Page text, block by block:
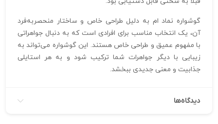
گوشواره نماد ام به دلیل طراحی خاص و ساختار منحصر‌به‌فرد
آن، یک انتخاب مناسب برای افرادی است که به دنبال جواهراتی
با مفهوم عمیق و طراحی خاص هستند. این گوشواره می‌تواند به
زیبایی با دیگر جواهرات شما ترکیب شود و به هر استایلی
جذابیت و معنی جدیدی ببخشد.
دیدگاه‌ها